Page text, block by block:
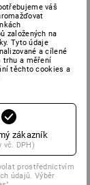
ale
váš
založených na
Tyto údaje
a cílené
trhu a měření
těchto cookies a
zákazník
vč. DPH)
prostřednictvím
údajů. Výběr